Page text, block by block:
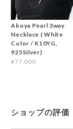
Akoya Pearl 3way
Necklace ( White
Color / K10YG,
925Silver)
¥77,000
ショップの評価